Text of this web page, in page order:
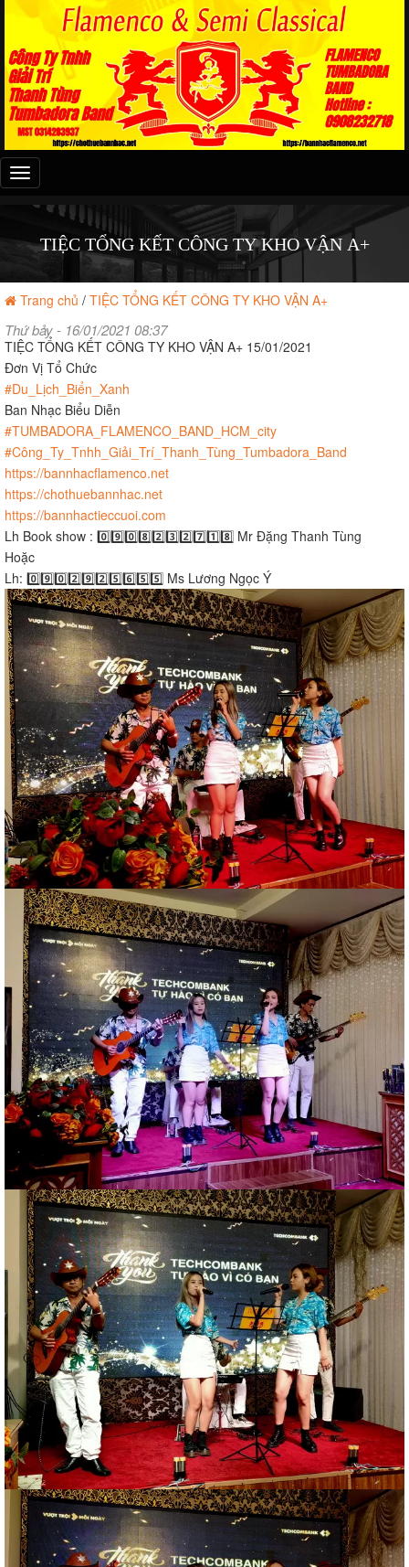
Đây
là
menu
TIỆC TỔNG KẾT CÔNG TY KHO VẬN A+
Trang chủ / TIỆC TỔNG KẾT CÔNG TY KHO VẬN A+
Thứ bảy - 16/01/2021 08:37
TIỆC TỔNG KẾT CÔNG TY KHO VẬN A+ 15/01/2021
Đơn Vị Tổ Chức
#Du_Lịch_Biển_Xanh
Ban Nhạc Biểu Diễn
#TUMBADORA_FLAMENCO_BAND_HCM_city
#Công_Ty_Tnhh_Giải_Trí_Thanh_Tùng_Tumbadora_Band
https://bannhacflamenco.net
https://chothuebannhac.net
https://bannhactieccuoi.com
Lh Book show : 0️⃣9️⃣0️⃣8️⃣2️⃣3️⃣2️⃣7️⃣1️⃣8️⃣ Mr Đặng Thanh Tùng
Hoặc
Lh: 0️⃣9️⃣0️⃣2️⃣9️⃣2️⃣5️⃣6️⃣5️⃣5️⃣ Ms Lương Ngọc Ý